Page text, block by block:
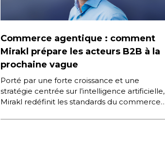
Commerce agentique : comment
Mirakl prépare les acteurs B2B à la
prochaine vague
Porté par une forte croissance et une
stratégie centrée sur l’intelligence artificielle,
Mirakl redéfinit les standards du commerce